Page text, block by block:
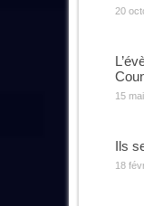
20
15
Ils
18